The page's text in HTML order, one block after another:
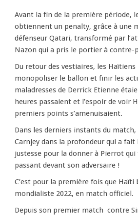
Avant la fin de la première période,
obtiennent un penalty, grâce à une
défenseur Qatari, transformé par
Nazon qui a pris le portier à contre-
Du retour des vestiaires, les
monopoliser le ballon et finir les
maladresses de Derrick Etienne
heures passaient et l’espoir de voir
premiers points s’amenuisaient.
Dans les derniers instants du
Carnjey dans la profondeur qui a
justesse pour la donner à Pierrot
passant devant son adversaire !
C’est pour la première fois que Haïti
mondialiste 2022, en match officiel.
Depuis son premier match contre